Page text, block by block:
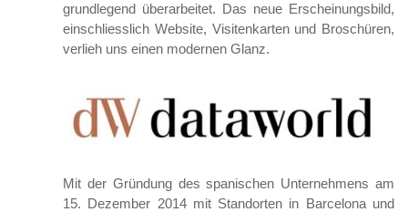
grundlegend überarbeitet. Das neue Erscheinungsbild,
einschliesslich Website, Visitenkarten und Broschüren,
verlieh uns einen modernen Glanz.
Mit der Gründung des spanischen Unternehmens am
15. Dezember 2014 mit Standorten in Barcelona und